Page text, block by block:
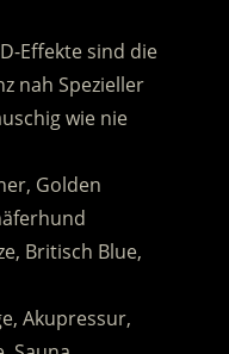
Effekte sind die
nah Spezieller
wie nie
Golden
Britisch Blue,
Akupressur,